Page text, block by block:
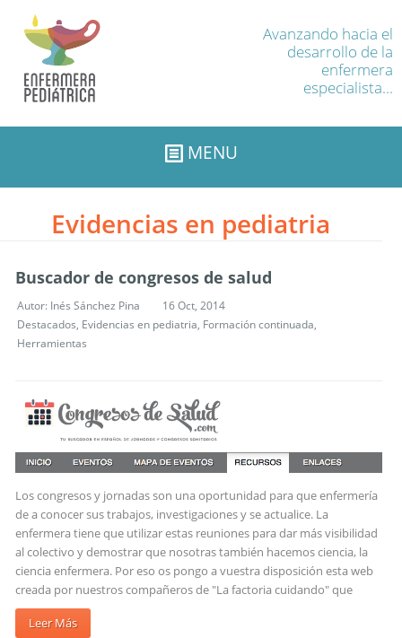
Avanzando hacia el
desarrollo de la
enfermera
especialista...
MENU
Evidencias en pediatria
Buscador de congresos de salud
Autor: Inés Sánchez Pina
16 Oct, 2014
Destacados, Evidencias en pediatria, Formación continuada,
Herramientas
Los congresos y jornadas son una oportunidad para que enfermería
de a conocer sus trabajos, investigaciones y se actualice. La
enfermera tiene que utilizar estas reuniones para dar más visibilidad
al colectivo y demostrar que nosotras también hacemos ciencia, la
ciencia enfermera. Por eso os pongo a vuestra disposición esta web
creada por nuestros compañeros de "La factoria cuidando" que
Leer Más